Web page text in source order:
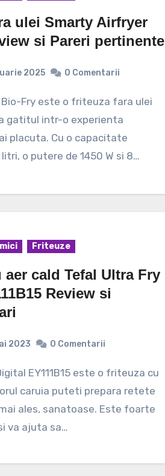
ulei Smarty Airfryer
si Pareri pertinente
2025 0 Comentarii
gatitul intr-o experienta
placuta. Cu o capacitate
o putere de 1450 W si 8…
Friteuze
aer cald Tefal Ultra Fry
Review si
2023 0 Comentarii
caruia puteti prepara retete
ales, sanatoase. Este foarte
va ajuta sa…